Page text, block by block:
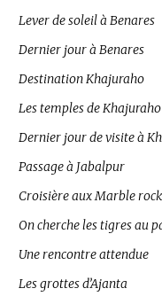
Lever de soleil à Benares
Dernier jour à Benares
Destination Khajuraho
Les temples de Khajuraho
Dernier jour de visite à
Passage à Jabalpur
Croisière aux Marble
On cherche les tigres au
Une rencontre attendue
Les grottes d’Ajanta